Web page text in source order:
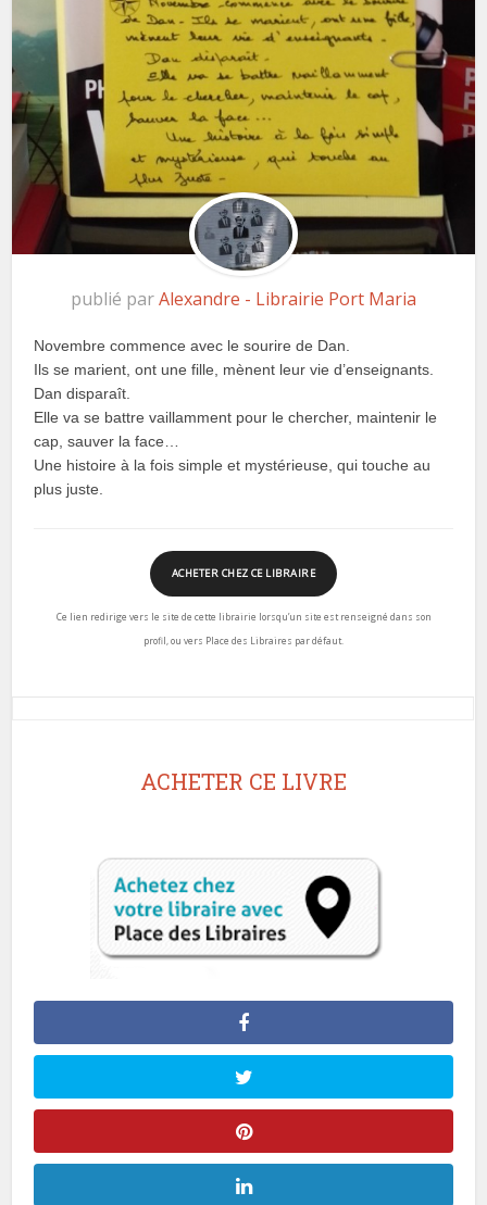
publié parAlexandre - Librairie Port Maria
Novembre commence avec le sourire de Dan.
Ils se marient, ont une fille, mènent leur vie d’enseignants.
Dan disparaît.
Elle va se battre vaillamment pour le chercher, maintenir le
cap, sauver la face…
Une histoire à la fois simple et mystérieuse, qui touche au
plus juste.
ACHETER CHEZ CE LIBRAIRE
Ce lien redirige vers le site de cette librairie lorsqu’un site est renseigné dans son
profil, ou vers Place des Libraires par défaut.
ACHETER CE LIVRE